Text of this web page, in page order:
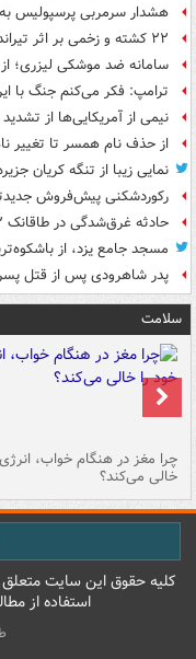
هشدار سرمربی پرسپولیس
۲۲ کشته و زخمی بر اثر تیراندازی در یک مدرسه در تایلند+ فیلم
سامانه ضد موشکی لیزری؛
ترامپ: فکر می‌کنم جنگ با
نیمی از آمریکایی‌ها از
از حذف نام همسر تا تغییر
نمایی زیبا از تنگه کریان
رکوردشکنی پیش‌فروش
حادثه غرق‌شدگی در طاقانک ۲ قربانی گرفت
مسجد جامع یزد، از
پدر شاهرودی پس از قتل
سلامت
چرا مغز در هنگام خواب،
خالی می‌کند؟
کليه حقوق اين سايت متعلق
استفاده از